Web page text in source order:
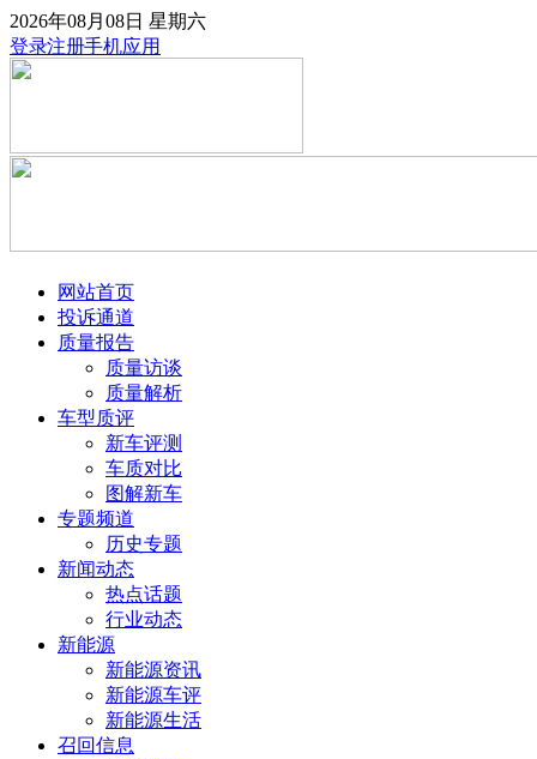
2026年08月08日 星期六
登录注册手机应用
网站首页
投诉通道
质量报告
质量访谈
质量解析
车型质评
新车评测
车质对比
图解新车
专题频道
历史专题
新闻动态
热点话题
行业动态
新能源
新能源资讯
新能源车评
新能源生活
召回信息